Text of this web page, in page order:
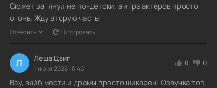
Сюжет затянул не по-детски, а игра актеров просто
огонь. Жду вторую часть!
Ответить Цитировать
Л Леша Цвиг
1 июня 2026 10:40
0 0
Вау, вайб мести и драмы просто шикарен! Озвучка топ,